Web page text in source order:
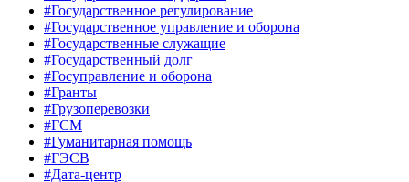
#Государственное регулирование
#Государственное управление и оборона
#Государственные служащие
#Государственный долг
#Госуправление и оборона
#Гранты
#Грузоперевозки
#ГСМ
#Гуманитарная помощь
#ГЭСВ
#Дата-центр